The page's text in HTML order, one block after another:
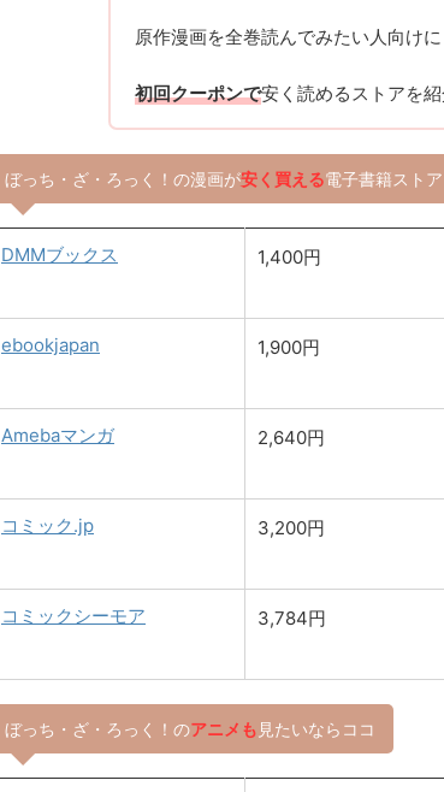
原作漫画を全巻読んでみたい人向けに
初回クーポンで安く読めるストアを紹
ぼっち・ざ・ろっく！の漫画が安く買える電子書籍ストア
DMMブックス 1,400円
ebookjapan 1,900円
Amebaマンガ 2,640円
コミック.jp 3,200円
コミックシーモア 3,784円
ぼっち・ざ・ろっく！のアニメも 見たいならココ